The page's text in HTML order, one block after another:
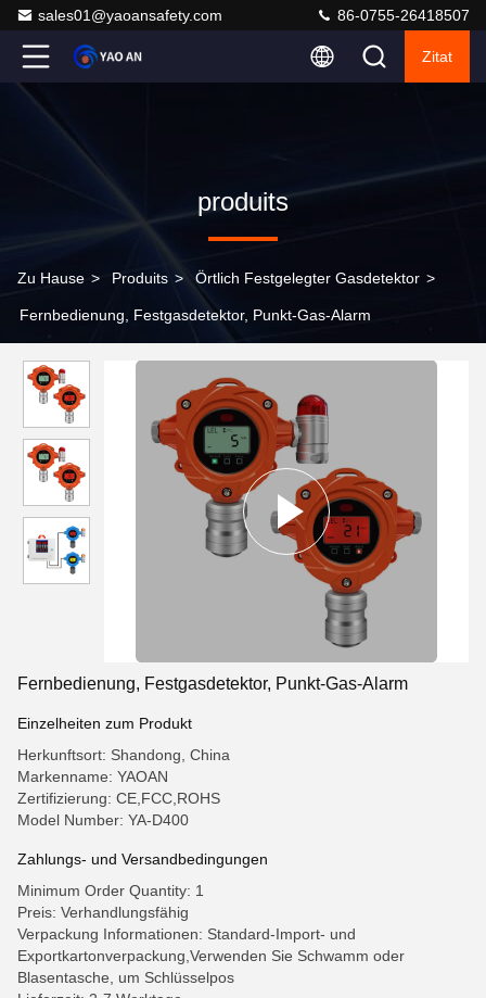
sales01@yaoansafety.com 86-0755-26418507
Zitat
produits
Zu Hause > Produits > Örtlich Festgelegter Gasdetektor >
Fernbedienung, Festgasdetektor, Punkt-Gas-Alarm
Fernbedienung, Festgasdetektor, Punkt-Gas-Alarm
Einzelheiten zum Produkt
Herkunftsort: Shandong, China
Markenname: YAOAN
Zertifizierung: CE,FCC,ROHS
Model Number: YA-D400
Zahlungs- und Versandbedingungen
Minimum Order Quantity: 1
Preis: Verhandlungsfähig
Verpackung Informationen: Standard-Import- und
Exportkartonverpackung,Verwenden Sie Schwamm oder
Blasentasche, um Schlüsselpos